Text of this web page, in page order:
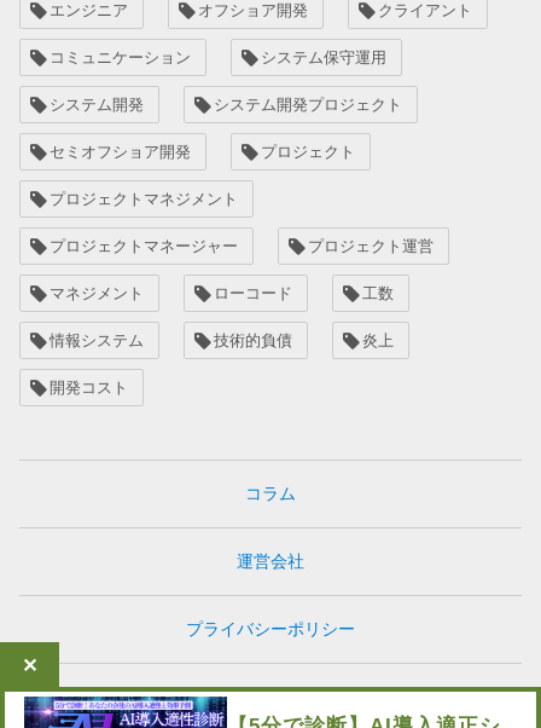
✕
エンジニア オフショア開発 クライアント
コミュニケーション システム保守運用
システム開発 システム開発プロジェクト
セミオフショア開発 プロジェクト
プロジェクトマネジメント
プロジェクトマネージャー プロジェクト運営
マネジメント ローコード 工数
情報システム 技術的負債 炎上
開発コスト
コラム
運営会社
プライバシーポリシー
お問い合わせ